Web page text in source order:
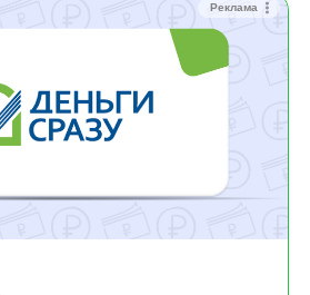
Реклама